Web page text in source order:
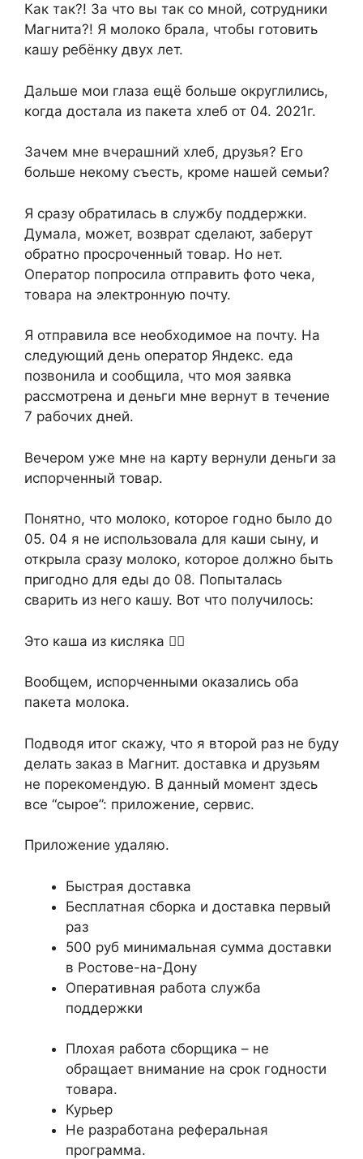
Как так?! За что вы так со мной, сотрудники
Магнита?! Я молоко брала, чтобы готовить
кашу ребёнку двух лет.
Дальше мои глаза ещё больше округлились,
когда достала из пакета хлеб от 04. 2021г.
Зачем мне вчерашний хлеб, друзья? Его
больше некому съесть, кроме нашей семьи?
Я сразу обратилась в службу поддержки.
Думала, может, возврат сделают, заберут
обратно просроченный товар. Но нет.
Оператор попросила отправить фото чека,
товара на электронную почту.
Я отправила все необходимое на почту. На
следующий день оператор Яндекс. еда
позвонила и сообщила, что моя заявка
рассмотрена и деньги мне вернут в течение
7 рабочих дней.
Вечером уже мне на карту вернули деньги за
испорченный товар.
Понятно, что молоко, которое годно было до
05. 04 я не использовала для каши сыну, и
открыла сразу молоко, которое должно быть
пригодно для еды до 08. Попыталась
сварить из него кашу. Вот что получилось:
Это каша из кисляка 🤦‍♀️
Вообщем, испорченными оказались оба
пакета молока.
Подводя итог скажу, что я второй раз не буду
делать заказ в Магнит. доставка и друзьям
не порекомендую. В данный момент здесь
все “сырое”: приложение, сервис.
Приложение удаляю.
Быстрая доставка
Бесплатная сборка и доставка первый
раз
500 руб минимальная сумма доставки
в Ростове-на-Дону
Оперативная работа служба
поддержки
Плохая работа сборщика – не
обращает внимание на срок годности
товара.
Курьер
Не разработана реферальная
программа.